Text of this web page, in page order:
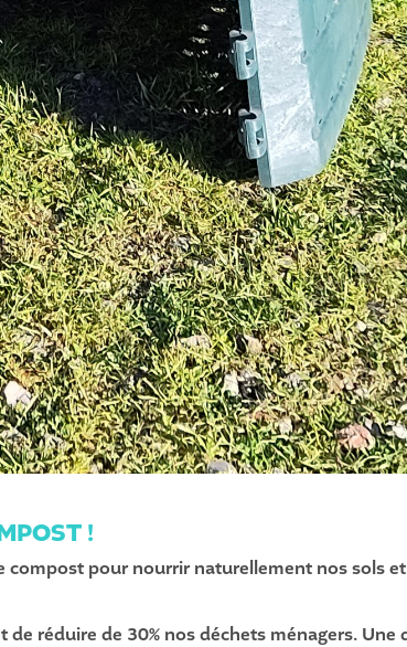
!
pour nourrir naturellement nos sols
réduire de 30% nos déchets ménagers. Une